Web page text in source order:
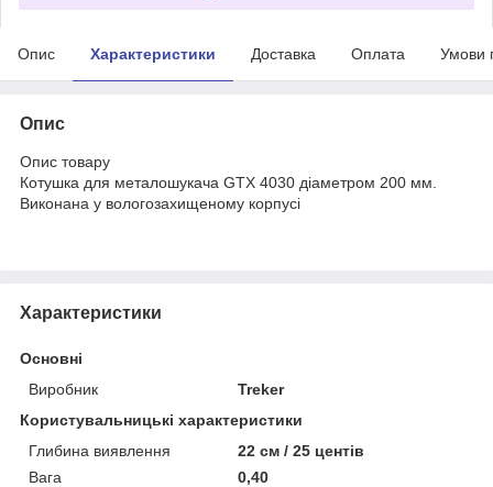
Опис Характеристики Доставка Оплата Умови
Опис
Опис товару
Котушка для металошукача GTX 4030 діаметром 200 мм.
Виконана у вологозахищеному корпусі
Характеристики
Основні
Виробник
Treker
Користувальницькі характеристики
Глибина виявлення
22 см / 25 центів
Вага
0,40